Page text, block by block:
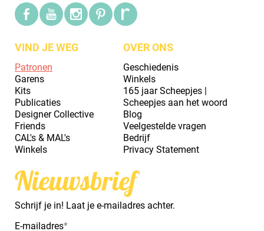
VIND JE WEG
Patronen
Garens
Kits
Publicaties
Designer Collective
Friends
CAL's & MAL's
Winkels
OVER ONS
Geschiedenis
Winkels
165 jaar Scheepjes |
Scheepjes aan het woord
Blog
Veelgestelde vragen
Bedrijf
Privacy Statement
Nieuwsbrief
Schrijf je in! Laat je e-mailadres achter.
E-mailadres*